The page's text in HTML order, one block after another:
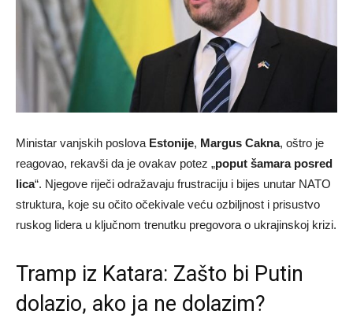
Ministar vanjskih poslova Estonije, Margus Cakna, oštro je
reagovao, rekavši da je ovakav potez „poput šamara posred
lica“. Njegove riječi odražavaju frustraciju i bijes unutar NATO
struktura, koje su očito očekivale veću ozbiljnost i prisustvo
ruskog lidera u ključnom trenutku pregovora o ukrajinskoj krizi.
Tramp iz Katara: Zašto bi Putin
dolazio, ako ja ne dolazim?